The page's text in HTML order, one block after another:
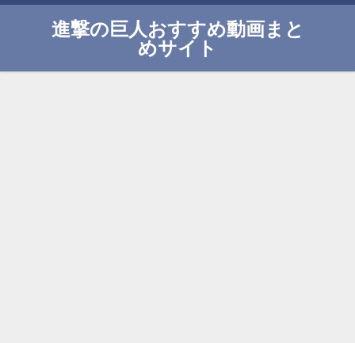
進撃の巨人おすすめ動画まと
めサイト